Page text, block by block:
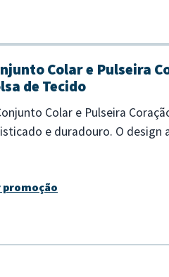
Colar e Pulseira
de Tecido
Colar e Pulseira
e duradouro. O design
promoção